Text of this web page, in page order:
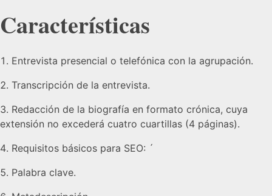
Características
Entrevista presencial o telefónica con la agrupación.
Transcripción de la entrevista.
Redacción de la biografía en formato crónica, cuya
extensión no excederá cuatro cuartillas (4 páginas).
Requisitos básicos para SEO: ´
Palabra clave.